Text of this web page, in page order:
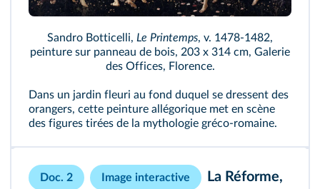
Sandro Botticelli, Le Printemps, v. 1478‑1482,
peinture sur panneau de bois, 203 x 314 cm, Galerie
des Offices, Florence.
Dans un jardin fleuri au fond duquel se dressent des
orangers, cette peinture allégorique met en scène
des figures tirées de la mythologie gréco-romaine.
Doc. 2 Image interactive
La Réforme,